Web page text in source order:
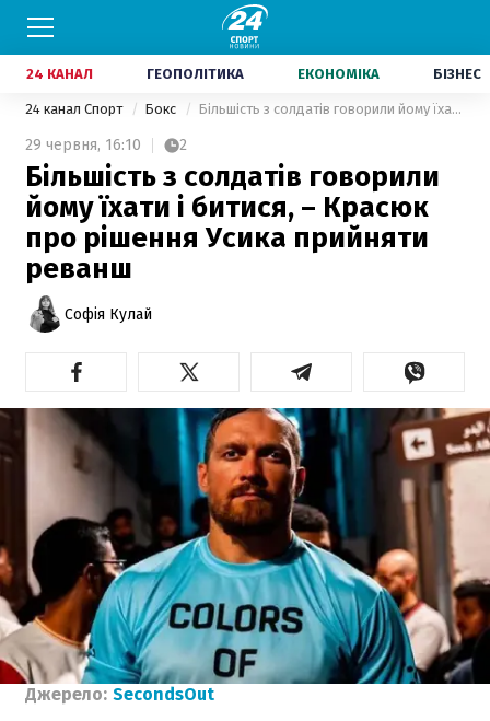
24 КАНАЛ ГЕОПОЛІТИКА ЕКОНОМІКА БІЗНЕС
24 канал Спорт Бокс Більшість з солдатів говорили йому їхати і битися, – Красюк про рішення Усика прийняти реванш
29 червня, 16:10 2
Більшість з солдатів говорили
йому їхати і битися, – Красюк
про рішення Усика прийняти
реванш
Софія Кулай
Джерело: SecondsOut